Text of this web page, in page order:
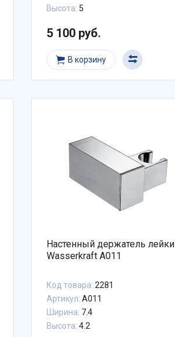
Высота: 5
5 100 руб.
В корзину
Настенный держатель лейки
Wasserkraft A011
Код товара: 2281
Артикул: A011
Ширина: 7.4
Высота: 4.2